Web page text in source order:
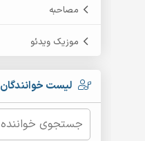
مصاحبه
موزیک ویدئو
لیست خوانندگان